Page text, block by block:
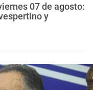
07 de agosto:
y